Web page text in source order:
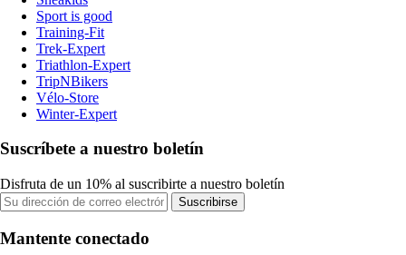
Sport is good
Training-Fit
Trek-Expert
Triathlon-Expert
TripNBikers
Vélo-Store
Winter-Expert
Suscríbete a nuestro boletín
Disfruta de un 10% al suscribirte a nuestro boletín
Suscribirse
Mantente conectado